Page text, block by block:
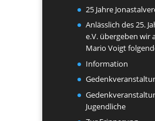
25 Jahre
Anlässlich des 25.
e.V. übergeben wir
Mario Voigt
Information
Jugendliche